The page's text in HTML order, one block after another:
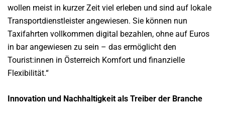
wollen meist in kurzer Zeit viel erleben und sind auf lokale
Transportdienstleister angewiesen. Sie können nun
Taxifahrten vollkommen digital bezahlen, ohne auf Euros
in bar angewiesen zu sein – das ermöglicht den
Tourist:innen in Österreich Komfort und finanzielle
Flexibilität.“
Innovation und Nachhaltigkeit als Treiber der Branche